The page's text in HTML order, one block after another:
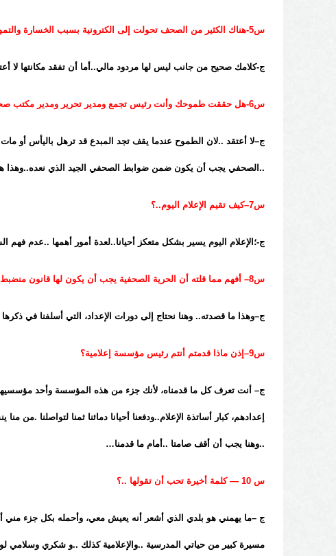
س5-هناك الكثير من الصحف تحولت إلى الكترونية بسبب الخسارة والتمويل..ويقال أن الورقية فقدت مكانتها..؟
ج-كلامك صحيح من جانب ليس لها مردود مالي..أما أن تفقد مكانتها لا
س6-هل حققت طموحك وأنت رئيس تجمع ومدير تحرير ومدير مكتب صحفي..؟
ج–لا أعتقد ..لان الطموح عندما يقف تجد المبدع قد ترهل باليأس أو
..الصحفي يجب أن يكون ضمن ضوابط الصحفي الجيد الذي نعده..وهذا هو
س7–كيف تقيم الإعلام اليوم..؟
ج-؛الإعلام اليوم يسير بشكل متعكز أحيانا..لعدة أمور أهمها ..عدم
س8– أفهم مما قلته أن الحرية الصحفية يجب أن يكون لها قانون منضبط.؟
ج–وهذا ما قصدته.. وهنا نحتاج إلى دورات الإعداد، التي أسلفنا في
س9–إذن ماذا قدمتم أنتم رئيس مؤسسة إعلامية؟
ج– أنت تعرف كل ما قدمناه، لأنك جزء من هذه المؤسسة وأحد
إعدادهم، كبار أساتذة الإعلام..ودفعنا أحيانا دمائنا ثمنا
..وهنا يجب أن أقف صامتا ..أمام ما قدمنا…
س 10 — كلمة أخيرة تحب أن تقولها ..؟
ج –ما يهمني هو بلدي الذي أشعر أنه يعيش معي، وأحمله بكل جزء مني
مسيرة كبير من حياتي المدرسية ..والإعلامية كذلك ..و شكري وسلامي